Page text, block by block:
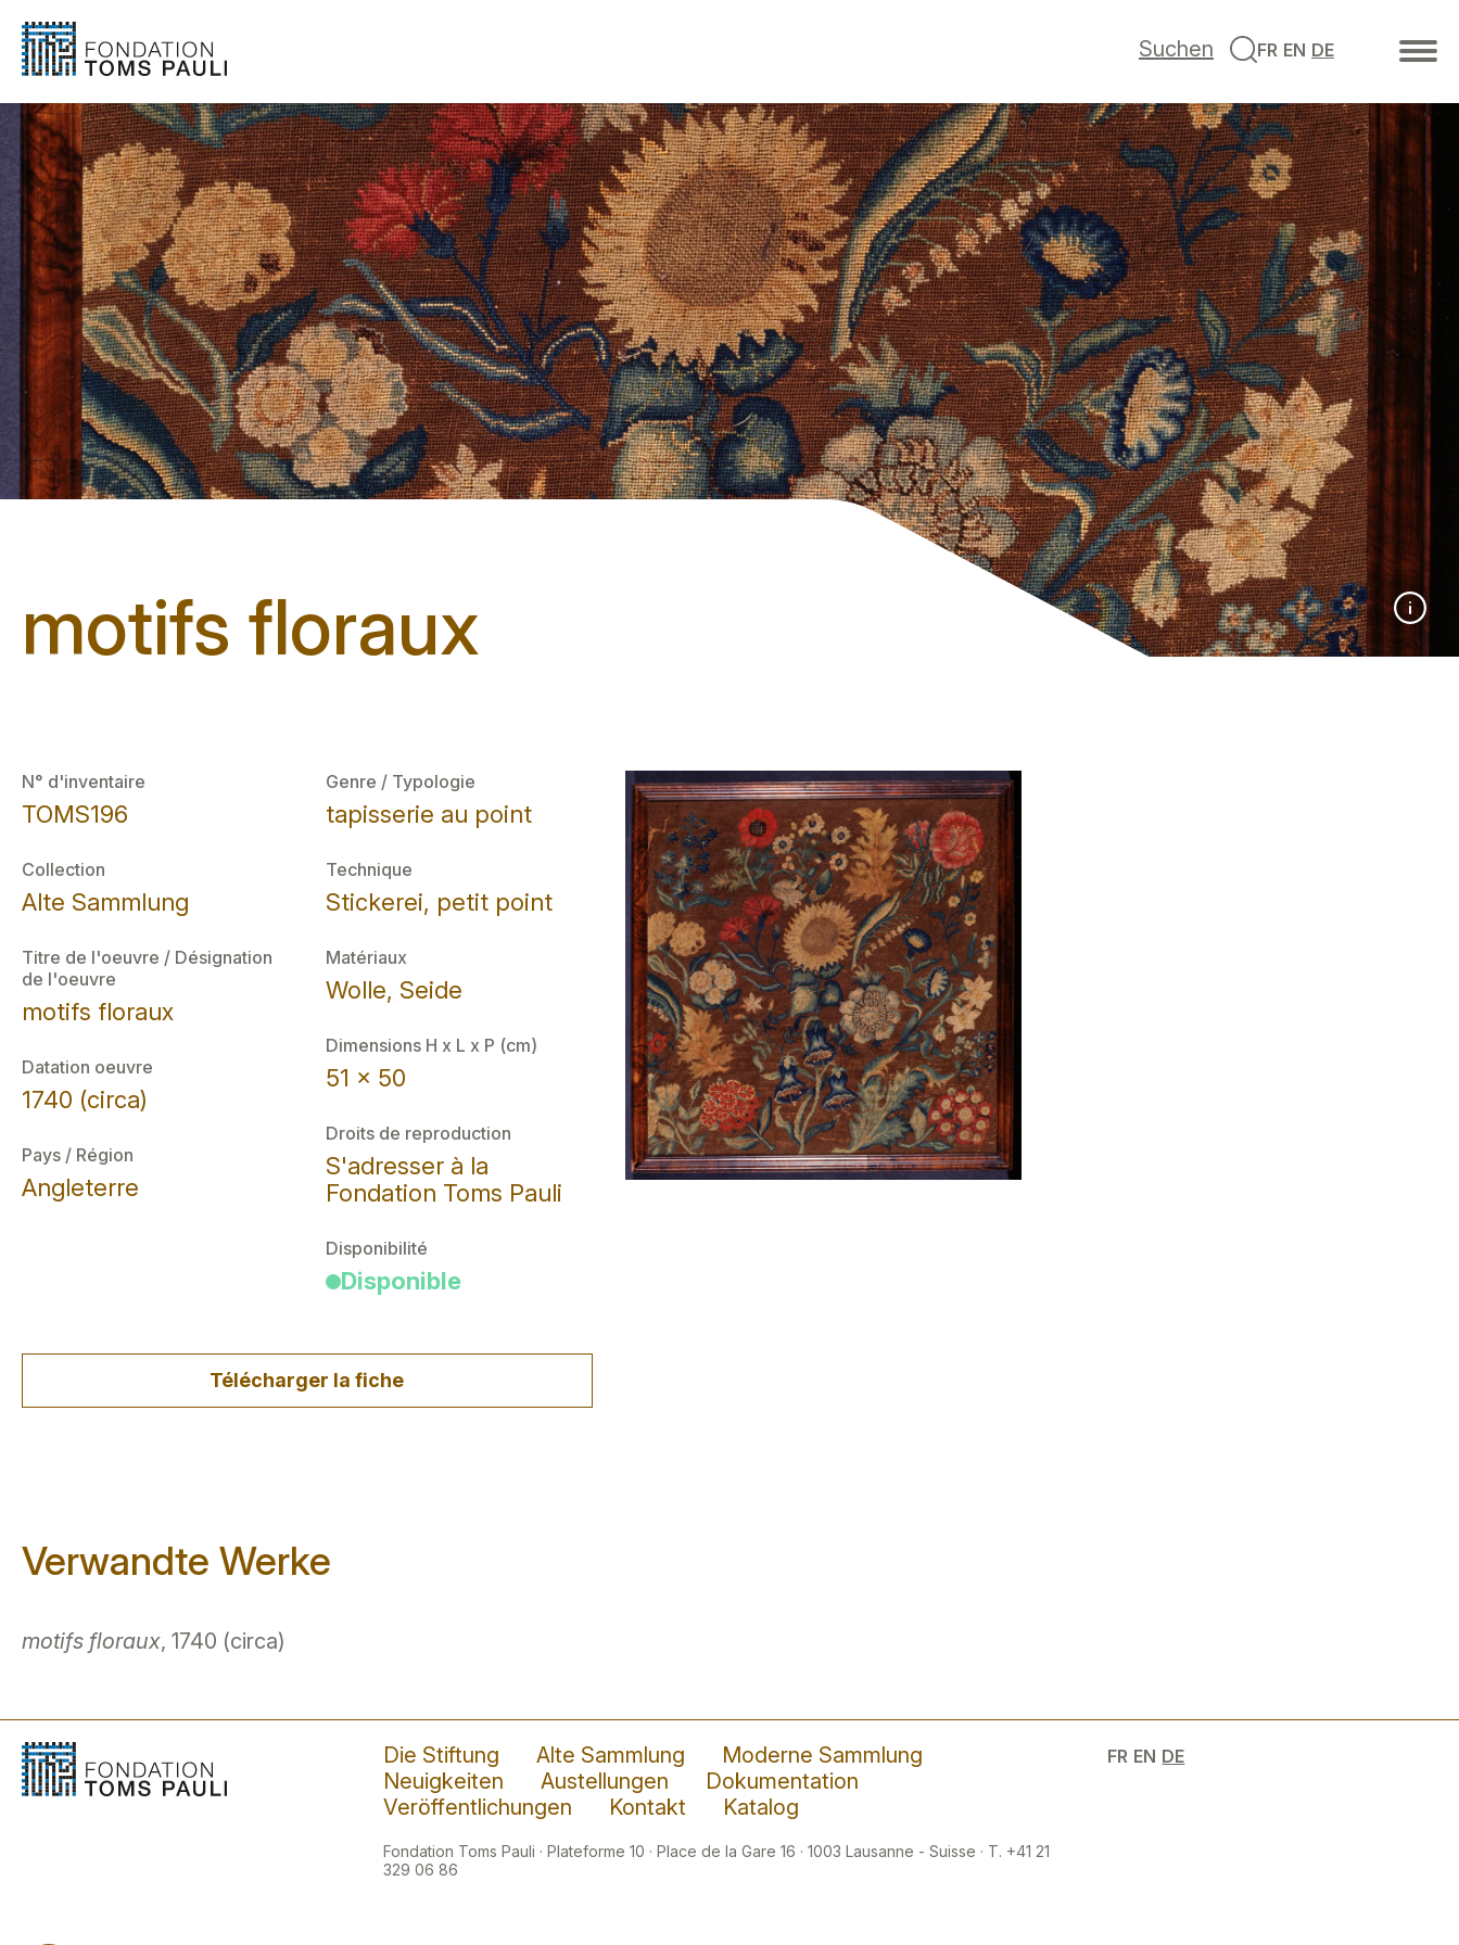
Suchen FR EN DE
motifs floraux
N° d'inventaire
TOMS196
Collection
Alte Sammlung
Titre de l'oeuvre / Désignation
de l'oeuvre
motifs floraux
Datation oeuvre
1740 (circa)
Pays / Région
Angleterre
Genre / Typologie
tapisserie au point
Technique
Stickerei, petit point
Matériaux
Wolle, Seide
Dimensions H x L x P (cm)
51 x 50
Droits de reproduction
S'adresser à la
Fondation Toms Pauli
Disponibilité
Disponible
Télécharger la fiche
Verwandte Werke
motifs floraux, 1740 (circa)
Die Stiftung Alte Sammlung
Moderne Sammlung
Neuigkeiten
Austellungen
Dokumentation
Veröffentlichungen
Kontakt Katalog
Fondation Toms Pauli · Plateforme 10 · Place de la Gare 16 · 1003 Lausanne - Suisse · T. +41 21
329 06 86
FR EN DE